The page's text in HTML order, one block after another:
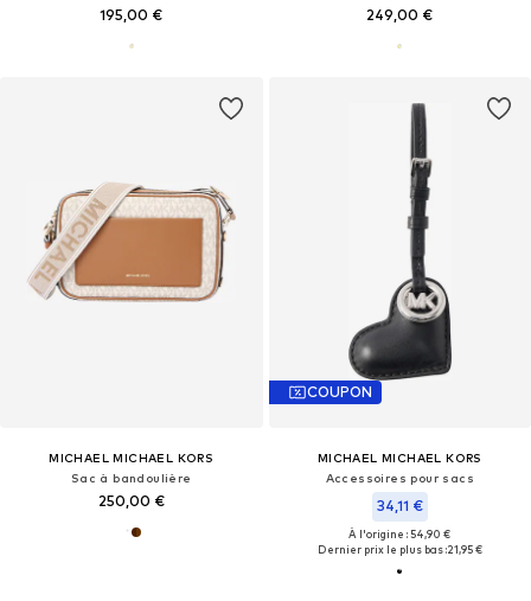
195,00 € 249,00 €
MICHAEL MICHAEL KORS
Sac à bandoulière
250,00 €
COUPON
MICHAEL MICHAEL KORS
Accessoires pour sacs
34,11 €
À l'origine : 54,90 €
Dernier prix le plus bas :21,95 €